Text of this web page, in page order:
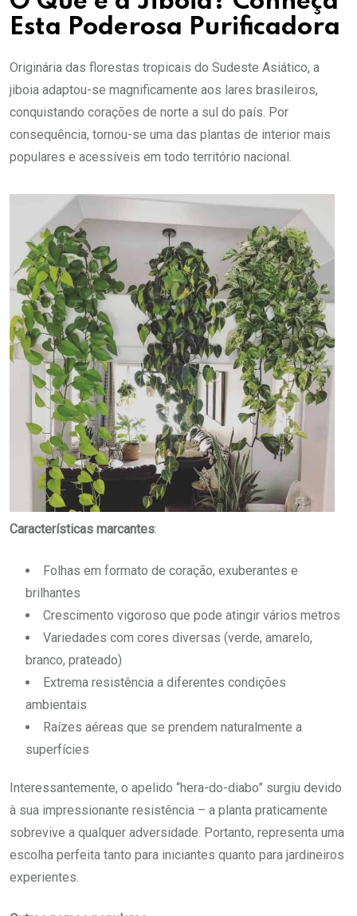
Esta Poderosa Purificadora
Originária das florestas tropicais do Sudeste Asiático, a
jiboia adaptou-se magnificamente aos lares brasileiros,
conquistando corações de norte a sul do país. Por
consequência, tornou-se uma das plantas de interior mais
populares e acessíveis em todo território nacional.
Características marcantes:
Folhas em formato de coração, exuberantes e
brilhantes
Crescimento vigoroso que pode atingir vários metros
Variedades com cores diversas (verde, amarelo,
branco, prateado)
Extrema resistência a diferentes condições
ambientais
Raízes aéreas que se prendem naturalmente a
superfícies
Interessantemente, o apelido “hera-do-diabo” surgiu devido
à sua impressionante resistência – a planta praticamente
sobrevive a qualquer adversidade. Portanto, representa uma
escolha perfeita tanto para iniciantes quanto para jardineiros
experientes.